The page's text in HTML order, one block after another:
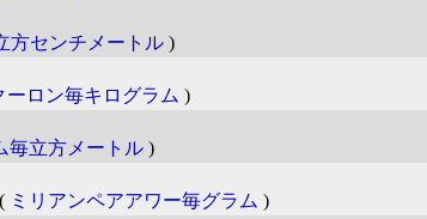
方センチメートル )
ーロン毎キログラム )
毎立方メートル )
( ミリアンペアアワー毎グラム )